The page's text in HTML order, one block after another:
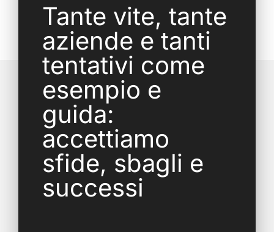
Tante vite, tante
aziende e tanti
tentativi come
esempio e
guida:
accettiamo
sfide, sbagli e
successi